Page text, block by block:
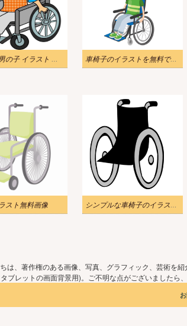
車椅子の男の子 イラスト 無料画像 車椅子のイラストを無料でダウンロード
スト無料画像 シンプルな車椅子のイラスト無料
、著作権のある画像、写真、グラフィック、芸術を
レットの画面背景用)。ご不明な点がございましたら、